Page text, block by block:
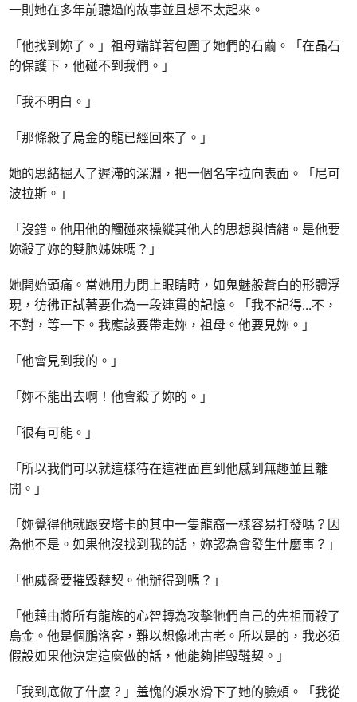
一則她在多年前聽過的故事並且想不太起來。
「他找到妳了。」祖母端詳著包圍了她們的石繭。「在晶石
的保護下，他碰不到我們。」
「我不明白。」
「那條殺了烏金的龍已經回來了。」
她的思緒掘入了遲滯的深淵，把一個名字拉向表面。「尼可
波拉斯。」
「沒錯。他用他的觸碰來操縱其他人的思想與情緒。是他要
妳殺了妳的雙胞姊妹嗎？」
她開始頭痛。當她用力閉上眼睛時，如鬼魅般蒼白的形體浮
現，彷彿正試著要化為一段連貫的記憶。「我不記得...不，
不對，等一下。我應該要帶走妳，祖母。他要見妳。」
「他會見到我的。」
「妳不能出去啊！他會殺了妳的。」
「很有可能。」
「所以我們可以就這樣待在這裡面直到他感到無趣並且離
開。」
「妳覺得他就跟安塔卡的其中一隻龍裔一樣容易打發嗎？因
為他不是。如果他沒找到我的話，妳認為會發生什麼事？」
「他威脅要摧毀韃契。他辦得到嗎？」
「他藉由將所有龍族的心智轉為攻擊牠們自己的先祖而殺了
烏金。他是個鵬洛客，難以想像地古老。所以是的，我必須
假設如果他決定這麼做的話，他能夠摧毀韃契。」
「我到底做了什麼？」羞愧的淚水滑下了她的臉頰。「我從